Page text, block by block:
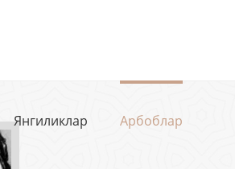
Янгиликлар Арбоблар